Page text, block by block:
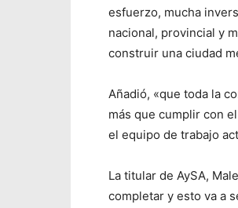
esfuerzo, mucha
nacional, provincial y
construir una ciudad
Añadió, «que toda la
más que cumplir con
el equipo de trabajo
La titular de AySA,
completar y esto va a